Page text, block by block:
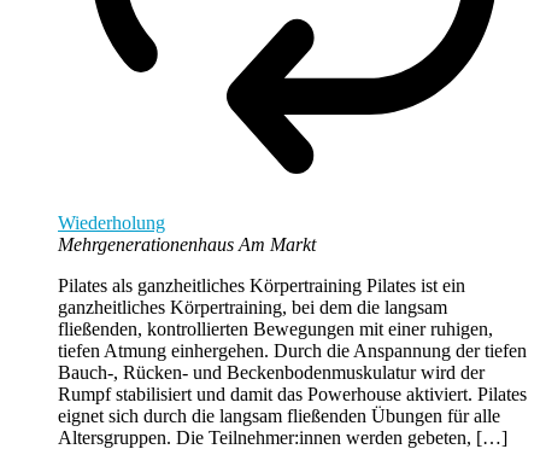
Wiederholung
Mehrgenerationenhaus Am Markt
Pilates als ganzheitliches Körpertraining Pilates ist ein
ganzheitliches Körpertraining, bei dem die langsam
fließenden, kontrollierten Bewegungen mit einer ruhigen,
tiefen Atmung einhergehen. Durch die Anspannung der tiefen
Bauch-, Rücken- und Beckenbodenmuskulatur wird der
Rumpf stabilisiert und damit das Powerhouse aktiviert. Pilates
eignet sich durch die langsam fließenden Übungen für alle
Altersgruppen. Die Teilnehmer:innen werden gebeten, […]